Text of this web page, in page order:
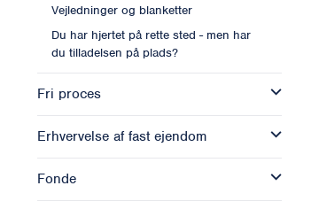
Vejledninger og blanketter
Du har hjertet på rette sted - men har
du tilladelsen på plads?
Fri proces
Erhvervelse af fast ejendom
Fonde